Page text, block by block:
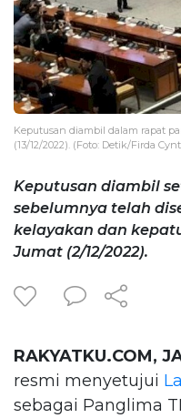
Keputusan diambil dalam rapat
(13/12/2022). (Foto: Detik/Firda
Keputusan diambil
sebelumnya telah
kelayakan dan
Jumat (2/12/2022).
RAKYATKU.COM,
resmi menyetujui
sebagai Panglima